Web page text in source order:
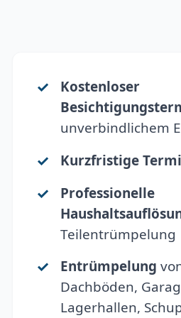
Kostenloser
unverbindlichem
Kurzfristige
Professionelle
Teilentrümpelung
Entrümpelung
Dachböden,
Lagerhallen,